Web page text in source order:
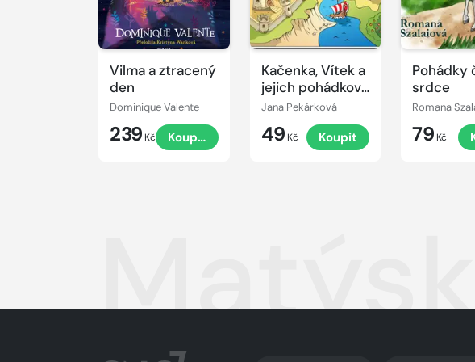
Vilma a ztracený
den
Dominique Valente
239 Kč Koupit
Kačenka, Vítek a
jejich pohádkové
dobrodružství
Jana Pekárková
49 Kč Koupit
Pohádky
srdce
Romana
79 Kč